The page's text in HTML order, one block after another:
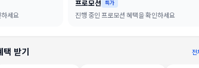
세요
프로모션 특가
진행 중인 프로모션 혜택을 확인하세요
택 받기